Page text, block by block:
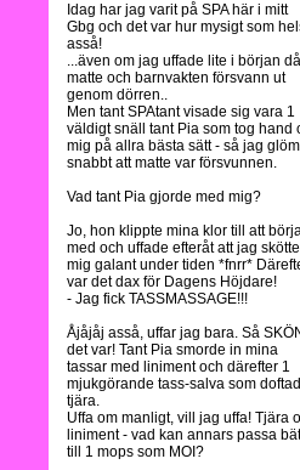
Idag har jag varit på SPA här i mitt
Gbg och det var hur mysigt som
asså!
...även om jag uffade lite i början då
matte och barnvakten försvann ut
genom dörren..
Men tant SPAtant visade sig vara 1
väldigt snäll tant Pia som tog hand
mig på allra bästa sätt - så jag
snabbt att matte var försvunnen.
Vad tant Pia gjorde med mig?
Jo, hon klippte mina klor till att
med och uffade efteråt att jag skötte
mig galant under tiden *fnrr*
var det dax för Dagens Höjdare!
- Jag fick TASSMASSAGE!!!
Åjåjåj asså, uffar jag bara. Så
det var! Tant Pia smorde in mina
tassar med liniment och därefter 1
mjukgörande tass-salva som
tjära.
Uffa om manligt, vill jag uffa! Tjära
liniment - vad kan annars passa
till 1 mops som MOI?